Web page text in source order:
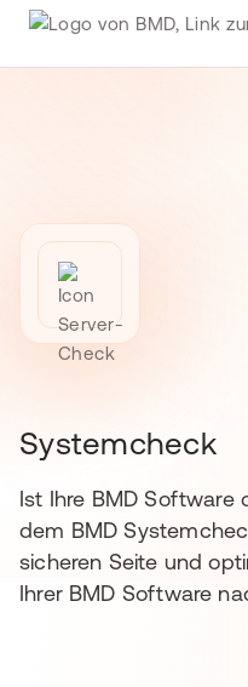
Systemcheck
Ist Ihre BMD Software
dem BMD
sicheren Seite und
Ihrer BMD Software